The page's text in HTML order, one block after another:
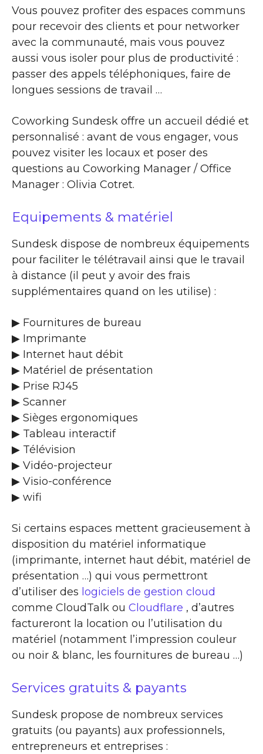
Vous pouvez profiter des espaces communs
pour recevoir des clients et pour networker
avec la communauté, mais vous pouvez
aussi vous isoler pour plus de productivité :
passer des appels téléphoniques, faire de
longues sessions de travail …
Coworking Sundesk offre un accueil dédié et
personnalisé : avant de vous engager, vous
pouvez visiter les locaux et poser des
questions au Coworking Manager / Office
Manager : Olivia Cotret.
Equipements & matériel
Sundesk dispose de nombreux équipements
pour faciliter le télétravail ainsi que le travail
à distance (il peut y avoir des frais
supplémentaires quand on les utilise) :
▶ Fournitures de bureau
▶ Imprimante
▶ Internet haut débit
▶ Matériel de présentation
▶ Prise RJ45
▶ Scanner
▶ Sièges ergonomiques
▶ Tableau interactif
▶ Télévision
▶ Vidéo-projecteur
▶ Visio-conférence
▶ wifi
Si certains espaces mettent gracieusement à
disposition du matériel informatique
(imprimante, internet haut débit, matériel de
présentation …) qui vous permettront
d’utiliser des logiciels de gestion cloud
comme CloudTalk ou Cloudflare , d’autres
factureront la location ou l’utilisation du
matériel (notamment l’impression couleur
ou noir & blanc, les fournitures de bureau …)
Services gratuits & payants
Sundesk propose de nombreux services
gratuits (ou payants) aux professionnels,
entrepreneurs et entreprises :